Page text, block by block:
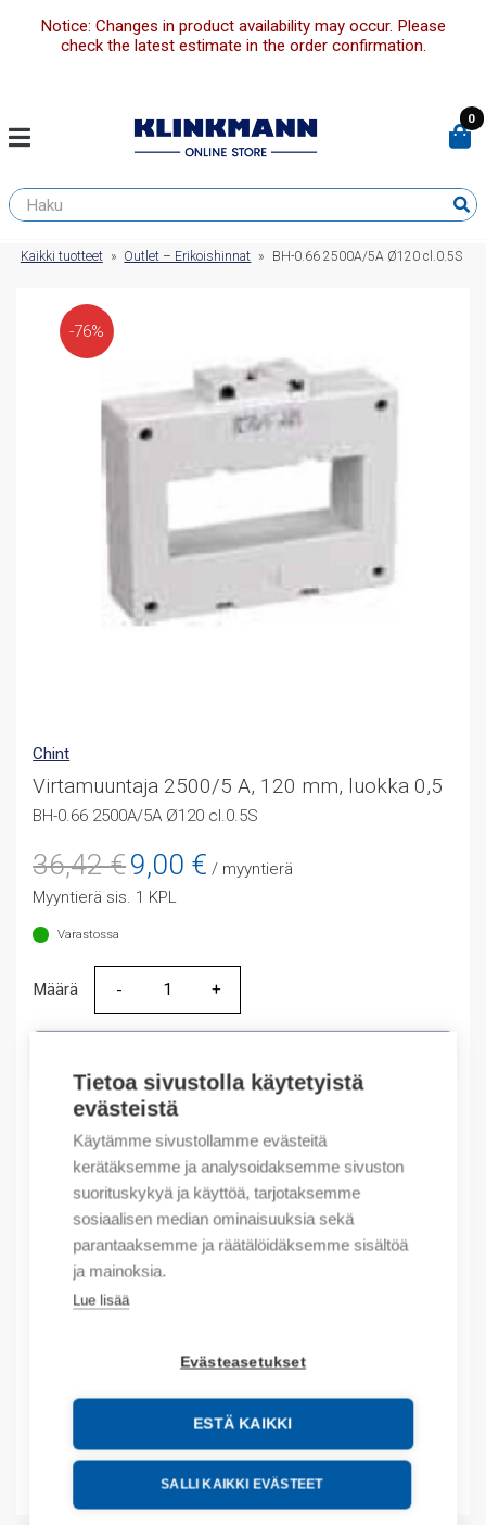
Tietoa sivustolla käytetyistä
evästeistä
Käytämme sivustollamme evästeitä
kerätäksemme ja analysoidaksemme sivuston
suorituskykyä ja käyttöä, tarjotaksemme
sosiaalisen median ominaisuuksia sekä
parantaaksemme ja räätälöidäksemme sisältöä
ja mainoksia.
Lue lisää
Evästeasetukset
ESTÄ KAIKKI
SALLI KAIKKI EVÄSTEET
Notice: Changes in product availability may occur. Please
check the latest estimate in the order confirmation.
0
Kaikki tuotteet » Outlet – Erikoishinnat » BH-0.66 2500A/5A Ø120 cl.0.5S
-76%
Chint
Virtamuuntaja 2500/5 A, 120 mm, luokka 0,5
BH-0.66 2500A/5A Ø120 cl.0.5S
36,42€ Alkuperäinen
hinta
oli:
9,00 € hinta
/ myyntierä
Myyntierä sis. 1 KPL
Varastossa
Määrä
Määrä
Tuotekoodit
Tilauskoodi: BH066II2500512005
Product order number: 36,42
Valmistajan tuotenumero: 255409